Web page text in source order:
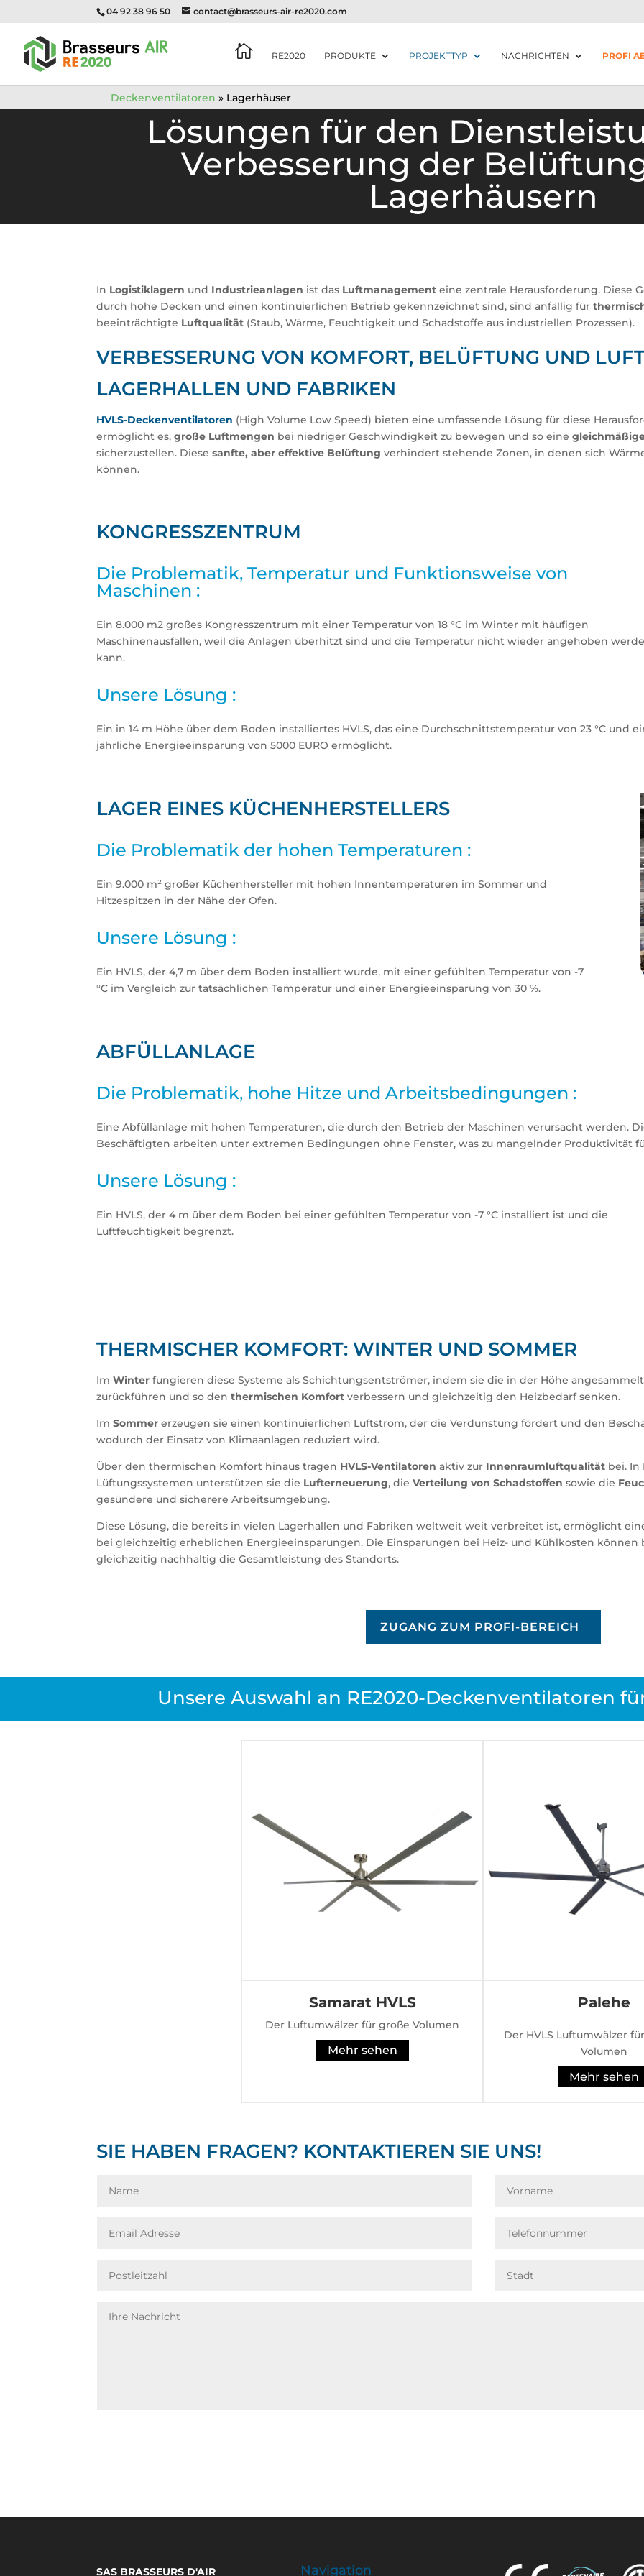
Deckenventilatoren » Lagerhäuser
04 92 38 96 50 contact@brasseurs-air-re2020.com
 RE2020 PRODUKTE PROJEKTTYP NACHRICHTEN PROFI
Lösungen für den
Verbesserung der
Lagerhäusern
In Logistiklagern und Industrieanlagen ist das Luftmanagement eine zentrale Herausforderung. Diese
durch hohe Decken und einen kontinuierlichen Betrieb gekennzeichnet sind, sind anfällig für
beeinträchtigte Luftqualität (Staub, Wärme, Feuchtigkeit und Schadstoffe aus industriellen Prozessen).
VERBESSERUNG VON KOMFORT, BELÜFTUNG UND
LAGERHALLEN UND FABRIKEN
HVLS-Deckenventilatoren (High Volume Low Speed) bieten eine umfassende Lösung für diese
ermöglicht es,große Luftmengen bei niedriger Geschwindigkeit zu bewegen und so eine
sicherzustellen. Diesesanfte, aber effektive Belüftung verhindert stehende Zonen, in denen sich
können.
KONGRESSZENTRUM
Die Problematik, Temperatur und Funktionsweise von
Maschinen :
Ein 8.000 m2 großes Kongresszentrum mit einer Temperatur von 18 °C im Winter mit häufigen
Maschinenausfällen, weil die Anlagen überhitzt sind und die Temperatur nicht wieder angehoben
kann.
Unsere Lösung :
Ein in 14 m Höhe über dem Boden installiertes HVLS, das eine Durchschnittstemperatur von 23 °C und
jährliche Energieeinsparung von 5000 EURO ermöglicht.
LAGER EINES KÜCHENHERSTELLERS
Die Problematik der hohen Temperaturen :
Ein 9.000 m² großer Küchenhersteller mit hohen Innentemperaturen im Sommer und
Hitzespitzen in der Nähe der Öfen.
Unsere Lösung :
Ein HVLS, der 4,7 m über dem Boden installiert wurde, mit einer gefühlten Temperatur von -7
°C im Vergleich zur tatsächlichen Temperatur und einer Energieeinsparung von 30 %.
ABFÜLLANLAGE
Die Problematik, hohe Hitze und Arbeitsbedingungen :
Eine Abfüllanlage mit hohen Temperaturen, die durch den Betrieb der Maschinen verursacht werden.
Beschäftigten arbeiten unter extremen Bedingungen ohne Fenster, was zu mangelnder Produktivität
Unsere Lösung :
Ein HVLS, der 4 m über dem Boden bei einer gefühlten Temperatur von -7 °C installiert ist und die
Luftfeuchtigkeit begrenzt.
THERMISCHER KOMFORT: WINTER UND SOMMER
ImWinter fungieren diese Systeme als Schichtungsentströmer, indem sie die in der Höhe
zurückführen und so denthermischen Komfort verbessern und gleichzeitig den Heizbedarf senken.
ImSommer erzeugen sie einen kontinuierlichen Luftstrom, der die Verdunstung fördert und den
wodurch der Einsatz von Klimaanlagen reduziert wird.
Über den thermischen Komfort hinaus tragen HVLS-Ventilatoren aktiv zur Innenraumluftqualität bei. In
Lüftungssystemen unterstützen sie die Lufterneuerung, dieVerteilung von Schadstoffen sowie die
gesündere und sicherere Arbeitsumgebung.
Diese Lösung, die bereits in vielen Lagerhallen und Fabriken weltweit weit verbreitet ist, ermöglicht
bei gleichzeitig erheblichen Energieeinsparungen. Die Einsparungen bei Heiz- und Kühlkosten können
gleichzeitig nachhaltig die Gesamtleistung des Standorts.
ZUGANG ZUM PROFI-BEREICH
Unsere Auswahl an RE2020-Deckenventilatoren
Samarat HVLS
Der Luftumwälzer für große Volumen
Mehr sehen
Palehe
Der HVLS Luftumwälzer
Volumen
Mehr sehen
SIE HABEN FRAGEN? KONTAKTIEREN SIE UNS!
SAS BRASSEURS D'AIR Navigation